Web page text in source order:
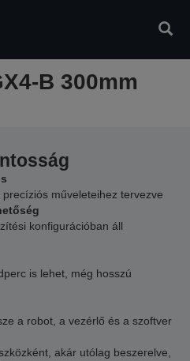
B 300mm
műveleteihez tervezve
konfigurációban áll
is lehet, még hosszú
a robot, a vezérlő és a szoftver
akár utólag beszerelve,